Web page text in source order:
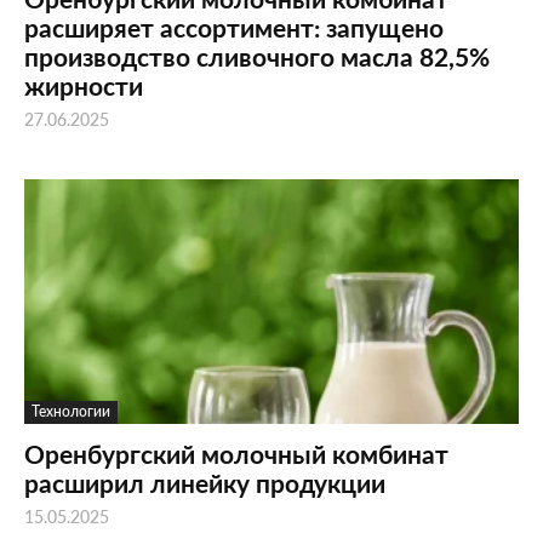
расширяет ассортимент: запущено
производство сливочного масла 82,5%
жирности
27.06.2025
Технологии
Оренбургский молочный комбинат
расширил линейку продукции
15.05.2025